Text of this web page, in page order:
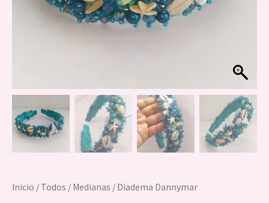
Inicio / Todos / Medianas / Diadema Dannymar